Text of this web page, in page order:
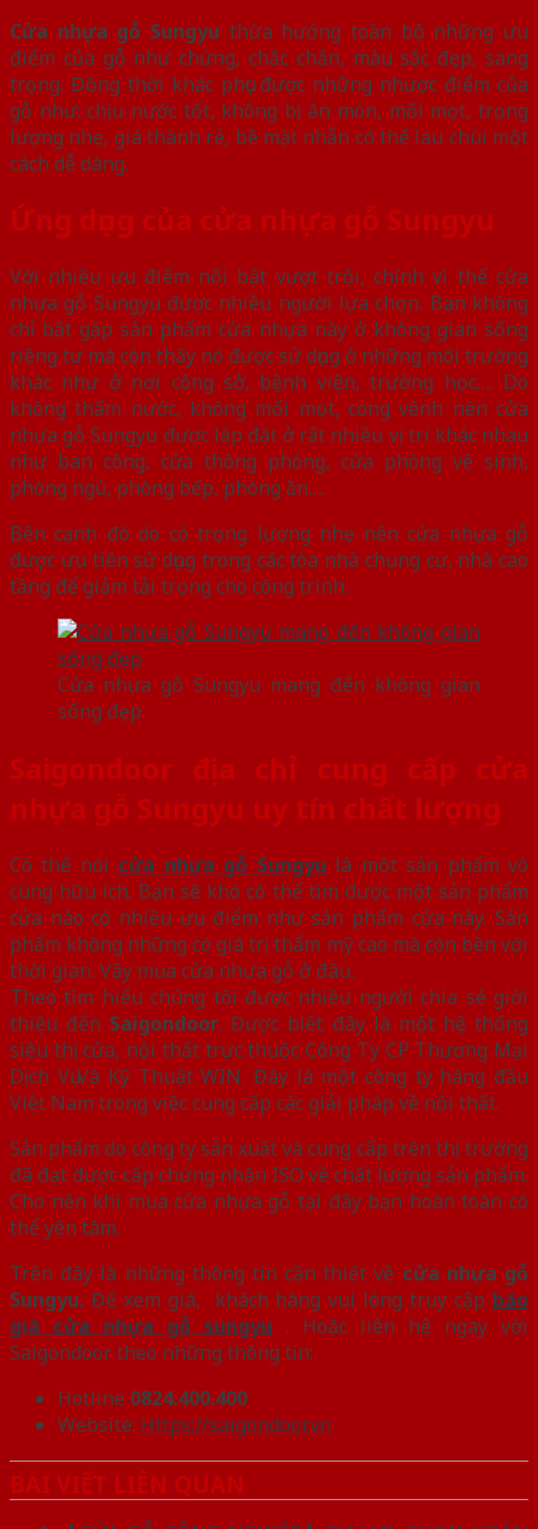
Cửa nhựa gỗ Sungyu thừa hưởng toàn bộ những ưu
điểm của gỗ như chứng, chắc chắn, màu sắc đẹp, sang
trọng. Đồng thời khác phục được những nhược điểm của
gỗ như: chịu nước tốt, không bị ăn mòn, mối mọt, trọng
lượng nhẹ, giá thành rẻ, bề mặt nhẵn có thể lau chùi một
cách dễ dàng.
Ứng dụng của cửa nhựa gỗ Sungyu
Với nhiều ưu điểm nổi bật vượt trội, chính vì thế cửa
nhựa gỗ Sungyu được nhiều người lựa chọn. Bạn không
chỉ bắt gặp sản phẩm cửa nhựa này ở không gian sống
riêng tư mà còn thấy nó được sử dụng ở những môi trường
khác như ở nơi công sở, bệnh viện, trường học…. Do
không thấm nước, không mối mọt, cong vênh nên cửa
nhựa gỗ Sungyu được lắp đặt ở rất nhiều vị trí khác nhau
như ban công, cửa thông phòng, cửa phòng vệ sinh,
phòng ngủ, phòng bếp, phòng ăn….
Bên cạnh đó do có trọng lượng nhẹ nên cửa nhựa gỗ
được ưu tiên sử dụng trong các tòa nhà chung cư, nhà cao
tầng để giảm tải trọng cho công trình.
Cửa nhựa gỗ Sungyu mang đến không gian
sống đẹp
Saigondoor địa chỉ cung cấp cửa
nhựa gỗ Sungyu uy tín chất lượng
Có thể nói cửa nhựa gỗ Sungyu là một sản phẩm vô
cùng hữu ích. Bạn sẽ khó có thể tìm được một sản phẩm
cửa nào có nhiều ưu điểm như sản phẩm cửa này. Sản
phẩm không những có giá trị thẩm mỹ cao mà còn bền với
thời gian. Vậy mua cửa nhựa gỗ ở đâu.
Theo tìm hiểu chúng tôi được nhiều người chia sẻ giới
thiệu đến Saigondoor. Được biết đây là một hệ thống
siêu thị cửa, nội thất trực thuộc Công Ty CP Thương Mại
Dịch Vụ Và Kỹ Thuật WIN. Đây là một công ty hàng đầu
Việt Nam trong việc cung cấp các giải pháp về nội thất.
Sản phẩm do công ty sản xuất và cung cấp trên thị trường
đã đạt được cấp chứng nhận ISO về chất lượng sản phẩm.
Cho nên khi mua cửa nhựa gỗ tại đây bạn hoàn toàn có
thể yên tâm.
Trên đây là những thông tin cần thiết về cửa nhựa gỗ
Sungyu. Để xem giá, khách hàng vui lòng truy cập báo
giá cửa nhựa gỗ sungyu . Hoặc liên hệ ngay với
Saigondoor theo những thông tin:
Hotline 0824.400.400
Website: Https://saigondoor.vn
BÀI VIẾT LIÊN QUAN